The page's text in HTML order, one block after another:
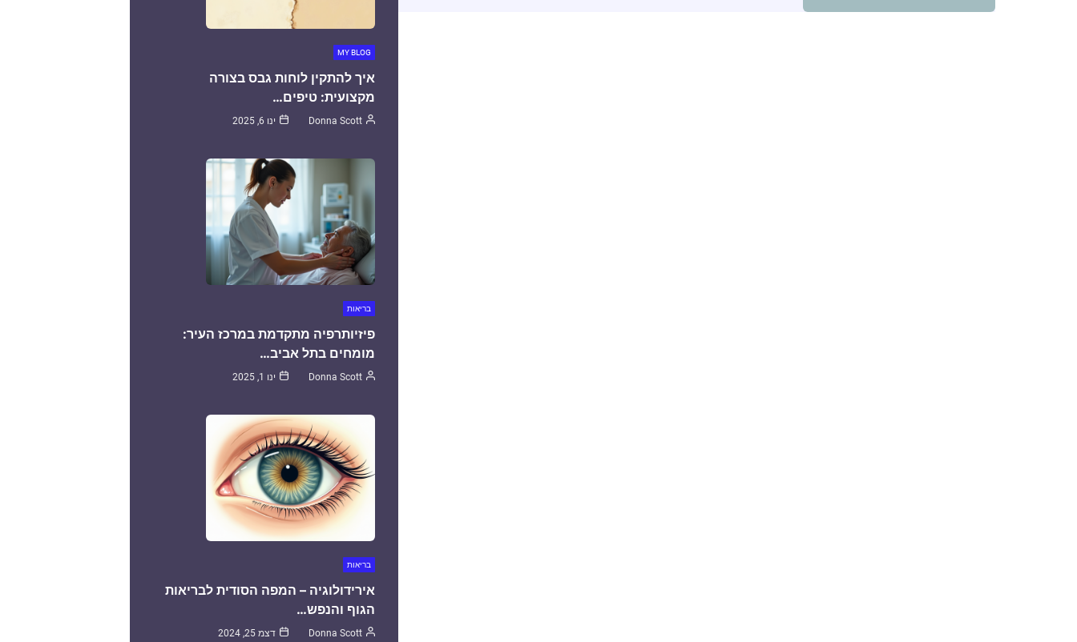
MY BLOG
איך להתקין לוחות גבס בצורה
מקצועית: טיפים…
Donna Scott ינו 6, 2025
בריאות
פיזיותרפיה מתקדמת במרכז העיר:
מומחים בתל אביב…
Donna Scott ינו 1, 2025
בריאות
אירידולוגיה – המפה הסודית לבריאות
הגוף והנפש…
Donna Scott דצמ 25, 2024